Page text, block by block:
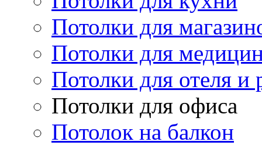
Потолки для
Потолки для
Потолки для отеля и
Потолки для офиса
Потолок на балкон